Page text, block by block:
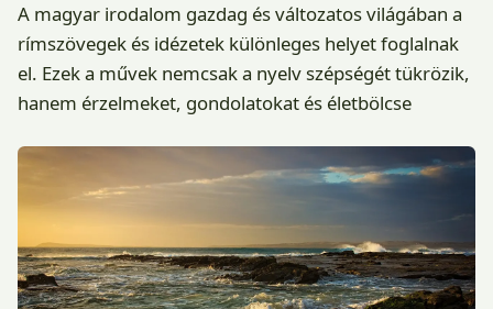
A magyar irodalom gazdag és változatos világában a
rímszövegek és idézetek különleges helyet foglalnak
el. Ezek a művek nemcsak a nyelv szépségét tükrözik,
hanem érzelmeket, gondolatokat és életbölcse